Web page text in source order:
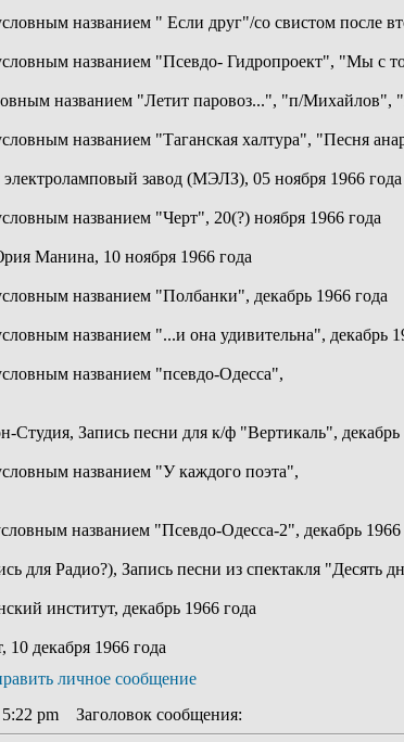
названием " Если друг"/со свистом после
названием "Псевдо- Гидропроект", "Мы с
названием "Летит паровоз...", "п/Михайлов",
названием "Таганская халтура", "Песня
завод (МЭЛЗ), 05 ноября 1966 года
названием "Черт", 20(?) ноября 1966 года
Манина, 10 ноября 1966 года
названием "Полбанки", декабрь 1966 года
названием "...и она удивительна", декабрь
названием "псевдо-Одесса",
Студия, Запись песни для к/ф "Вертикаль", декабрь
названием "У каждого поэта",
названием "Псевдо-Одесса-2", декабрь 1966
для Радио?), Запись песни из спектакля "Десять
институт, декабрь 1966 года
декабря 1966 года
pm Заголовок сообщения: